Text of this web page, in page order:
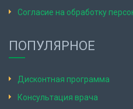
Согласие на обработку
ПОПУЛЯРНОЕ
Дисконтная программа
Консультация врача